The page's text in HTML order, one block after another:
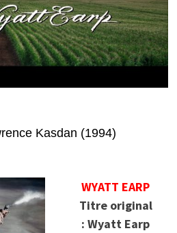
Kasdan (1994)
WYATT EARP
Titre original
: Wyatt Earp